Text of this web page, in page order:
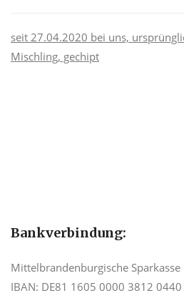
seit 27.04.2020 bei uns,
Mischling, gechipt
Bankverbindung:
Mittelbrandenburgische Sparkasse
IBAN: DE81 1605 0000 3812